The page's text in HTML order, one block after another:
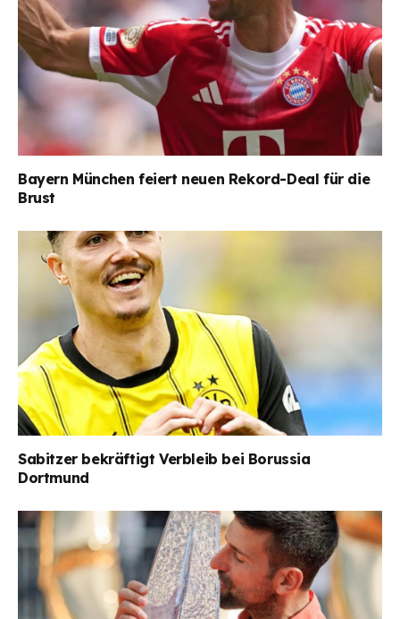
Bayern München feiert neuen Rekord-Deal für die
Brust
Sabitzer bekräftigt Verbleib bei Borussia
Dortmund